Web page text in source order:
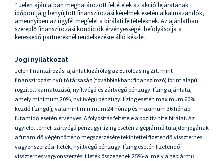
* Jelen ajánlatban meghatározott feltételek az akció lejáratának
időpontjáig benyújtott finanszírozási kérelmek esetén alkalmazandók,
amennyiben az ügyfél megfelel a bírálati feltételeknek. Az ajánlatban
szereplő finanszírozási kondíciók érvényességét befolyásolja a
kereskedő partnereknél rendelkezésre álló készlet.
Jogi nyilatkozat
Jelen finanszírozási ajánlat kizárólag az Euroleasing Zrt. mint
finanszírozást nyújtó társaság (továbbiakban: finanszírozó) forint alapú,
rögzített kamatozású, nyíltvégű és zártvégű pénzügyi lízing ajánlata,
amely minimum 20%, nyíltvégű pénzügyi lízing esetén maximum 60%
kezdő lízingdíj, valamint minimum 24 hónap és maximum 36 hónap
futamidő esetén érvényes. A folyósítás feltétele a pozitív hitelbírálat. Az
ügyfelet terheli zártvégű pénzügyi lízing esetén a gépjármű tulajdonjogának
a futamidő végén történő megszerzésére tekintettel fizetendő visszterhes
vagyonszerzési illeték, nyíltvégű pénzügyi lízing esetén fizetendő
visszterhes vagyonszerzési illeték összegének 25%-a, mely a gépjármű